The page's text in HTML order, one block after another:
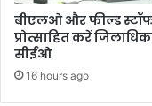
बीएलओ और फील्ड
प्रोत्साहित करें
सीईओ
16 hours ago